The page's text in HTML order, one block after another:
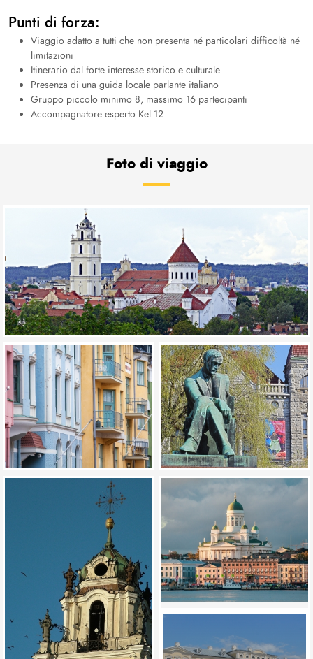
Punti di forza:
Viaggio adatto a tutti che non presenta né particolari difficoltà né
limitazioni
Itinerario dal forte interesse storico e culturale
Presenza di una guida locale parlante italiano
Gruppo piccolo minimo 8, massimo 16 partecipanti
Accompagnatore esperto Kel 12
Foto di viaggio